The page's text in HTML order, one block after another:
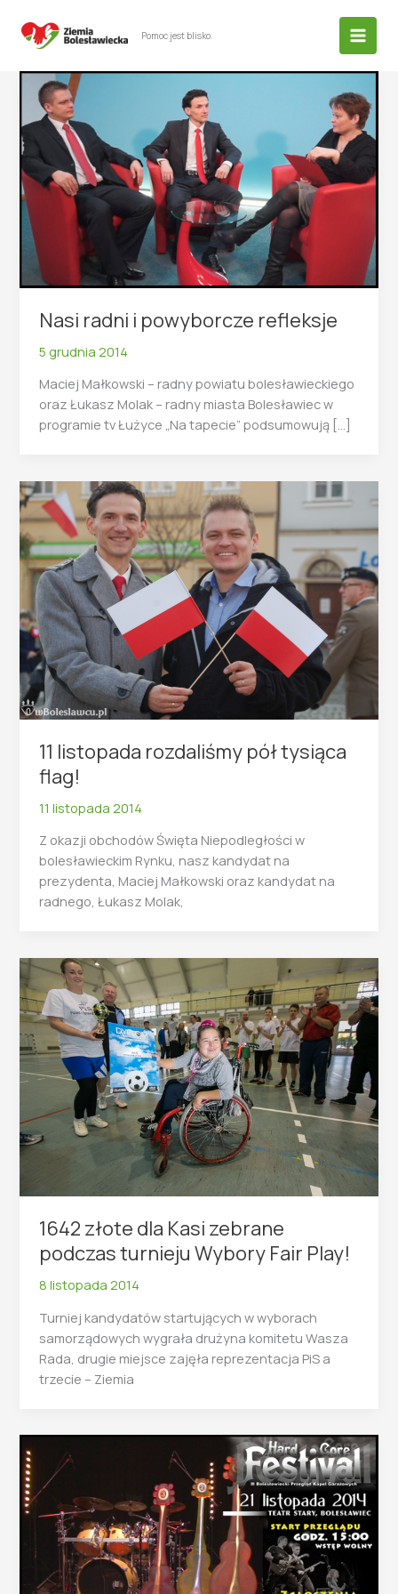
Pomoc jest blisko.
Nasi radni i powyborcze refleksje
5 grudnia 2014
Maciej Małkowski – radny powiatu bolesławieckiego
oraz Łukasz Molak – radny miasta Bolesławiec w
programie tv Łużyce „Na tapecie” podsumowują […]
11 listopada rozdaliśmy pół tysiąca
flag!
11 listopada 2014
Z okazji obchodów Święta Niepodległości w
bolesławieckim Rynku, nasz kandydat na
prezydenta, Maciej Małkowski oraz kandydat na
radnego, Łukasz Molak,
1642 złote dla Kasi zebrane
podczas turnieju Wybory Fair Play!
8 listopada 2014
Turniej kandydatów startujących w wyborach
samorządowych wygrała drużyna komitetu Wasza
Rada, drugie miejsce zajęła reprezentacja PiS a
trzecie – Ziemia